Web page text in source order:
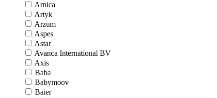
Arnica
Artyk
Arzum
Aspes
Astar
Avanca International BV
Axis
Baba
Babymoov
Baier